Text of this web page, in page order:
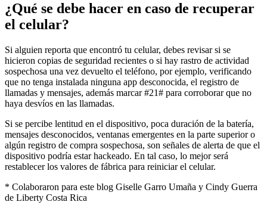
¿Qué se debe hacer en caso de recuperar
el celular?
Si alguien reporta que encontró tu celular, debes revisar si se
hicieron copias de seguridad recientes o si hay rastro de actividad
sospechosa una vez devuelto el teléfono, por ejemplo, verificando
que no tenga instalada ninguna app desconocida, el registro de
llamadas y mensajes, además marcar #21# para corroborar que no
haya desvíos en las llamadas.
Si se percibe lentitud en el dispositivo, poca duración de la batería,
mensajes desconocidos, ventanas emergentes en la parte superior o
algún registro de compra sospechosa, son señales de alerta de que el
dispositivo podría estar hackeado. En tal caso, lo mejor será
restablecer los valores de fábrica para reiniciar el celular.
* Colaboraron para este blog Giselle Garro Umaña y Cindy Guerra
de Liberty Costa Rica